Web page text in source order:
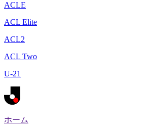
ACLE
ACL Elite
ACL2
ACL Two
U-21
ホーム